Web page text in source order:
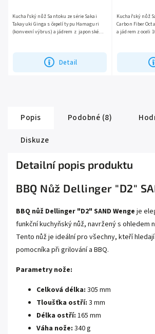
Detail
Kuchařský nůž Santoku ze série Sakai
Takayuki Ginga s čepelí typu Hamaguri
(konvexní výbrus) a jádrem z japonské
Kuchařský nůž
Carbon Fiber
a jádrem z oceli
Popis Podobné (8)
Diskuze
Detailní popis produktu
BBQ Nůž Dellinger "D2"
BBQ nůž Dellinger "D2" SAND Wenge je
funkční kuchyňský nůž, navržený s ohledem
Tento nůž je ideální pro všechny, kteří
pomocníka při grilování a BBQ.
Parametry nože:
Celková délka: 305 mm
Tloušťka ostří: 3 mm
Délka ostří: 165 mm
Váha nože: 340 g